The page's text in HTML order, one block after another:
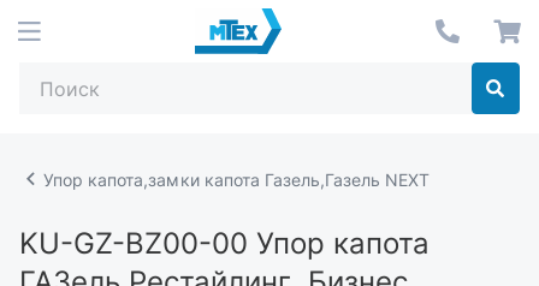
Упор капота,замки капота Газель,Газель NEXT
KU-GZ-BZ00-00 Упор капота